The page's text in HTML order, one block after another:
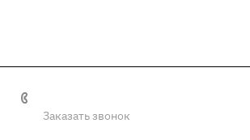
Заказать звонок